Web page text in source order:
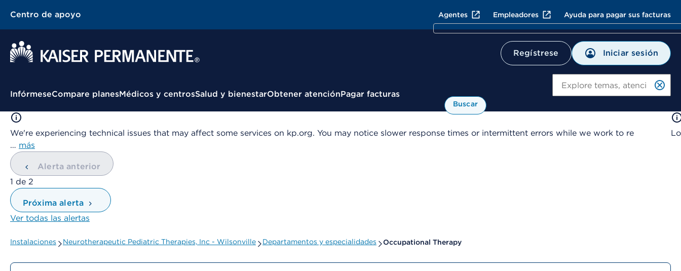
Centro de apoyo Agentes Empleadores Ayuda para pagar sus facturas
Regístrese Iniciar sesión
Menú contextual
InfórmeseCompare planesMédicos y centrosSalud y bienestarObtener atenciónPagar facturas
Buscar
We're experiencing technical issues that may affect some services on kp.org. You may notice slower response times or intermittent errors while we work to re
… más
Alerta anterior
mostrando
1 de 2
Próxima alerta
Ver todas las alertas
Instalaciones Neurotherapeutic Pediatric Therapies, Inc - Wilsonville Departamentos y especialidades Occupational Therapy